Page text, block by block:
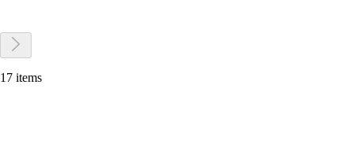
17 items